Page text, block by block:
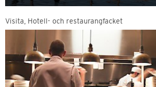
Visita, Hotell- och restaurangfacket